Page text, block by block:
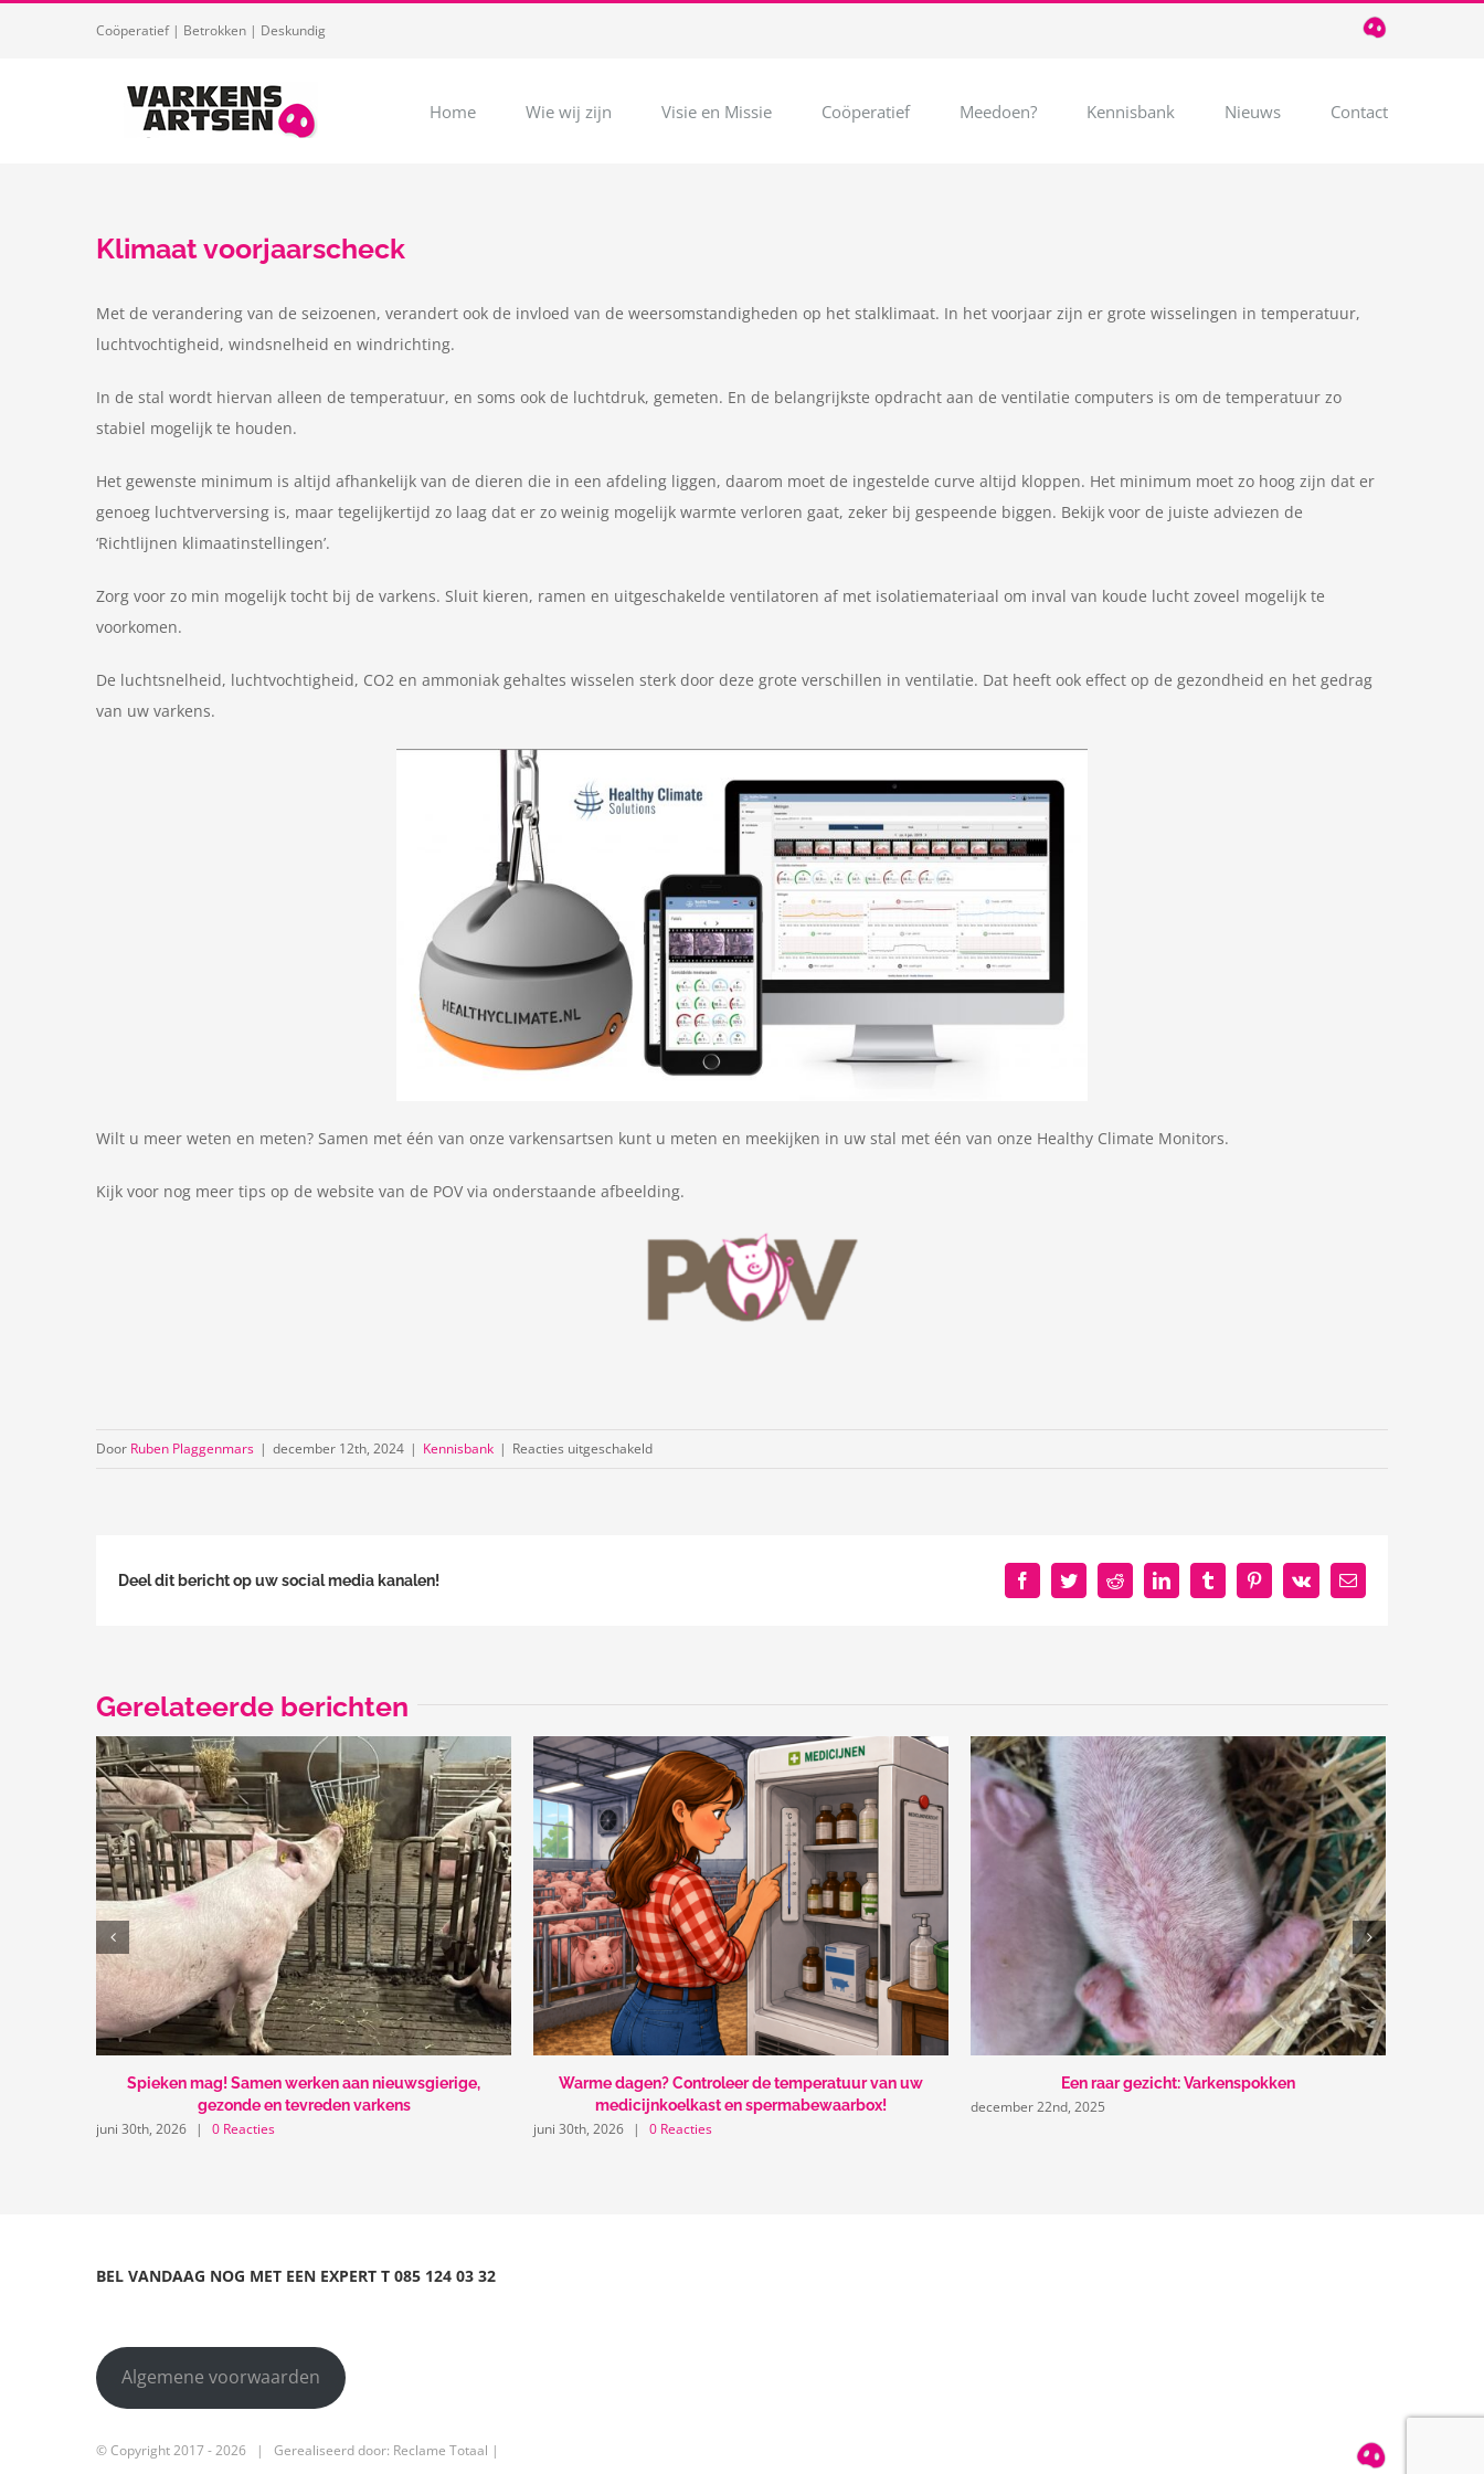
Coöperatief | Betrokken | Deskundig
T
085
Home Wie wij zijn Visie en Missie Coöperatief Meedoen? Kennisbank Nieuws Contact
Klimaat voorjaarscheck
Met de verandering van de seizoenen, verandert ook de invloed van de weersomstandigheden op het stalklimaat. In het voorjaar zijn er grote wisselingen in temperatuur,
luchtvochtigheid, windsnelheid en windrichting.
In de stal wordt hiervan alleen de temperatuur, en soms ook de luchtdruk, gemeten. En de belangrijkste opdracht aan de ventilatie computers is om de temperatuur zo
stabiel mogelijk te houden.
Het gewenste minimum is altijd afhankelijk van de dieren die in een afdeling liggen, daarom moet de ingestelde curve altijd kloppen. Het minimum moet zo hoog zijn dat er
genoeg luchtverversing is, maar tegelijkertijd zo laag dat er zo weinig mogelijk warmte verloren gaat, zeker bij gespeende biggen. Bekijk voor de juiste adviezen de
‘Richtlijnen klimaatinstellingen’.
Zorg voor zo min mogelijk tocht bij de varkens. Sluit kieren, ramen en uitgeschakelde ventilatoren af met isolatiemateriaal om inval van koude lucht zoveel mogelijk te
voorkomen.
De luchtsnelheid, luchtvochtigheid, CO2 en ammoniak gehaltes wisselen sterk door deze grote verschillen in ventilatie. Dat heeft ook effect op de gezondheid en het gedrag
van uw varkens.
Wilt u meer weten en meten? Samen met één van onze varkensartsen kunt u meten en meekijken in uw stal met één van onze Healthy Climate Monitors.
Kijk voor nog meer tips op de website van de POV via onderstaande afbeelding.
Door Ruben Plaggenmars | december 12th, 2024 | Kennisbank | Reacties uitgeschakeldvoor
Deel dit bericht op uw social media kanalen! FacebookTwitterRedditLinkedInTumblr PinterestVk
E-
mail
Gerelateerde berichten
Spieken mag! Samen werken aan nieuwsgierige,
gezonde en tevreden varkens
juni 30th, 2026 | 0 Reacties
Warme dagen? Controleer de temperatuur van uw
medicijnkoelkast en spermabewaarbox!
juni 30th, 2026 | 0 Reacties
Een raar gezicht: Varkenspokken
december 22nd, 2025
BEL VANDAAG NOG MET EEN EXPERT T 085 124 03 32
Algemene voorwaarden
© Copyright 2017 -2026 | Gerealiseerd door: Reclame Totaal |
T
085